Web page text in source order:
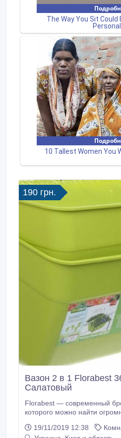
190 грн.
Вазон 2 в 1 Florabest
Салатовый
Florabest — современный бренд, в
которого можно найти
растениями. Florabest
19/11/2019 12:38